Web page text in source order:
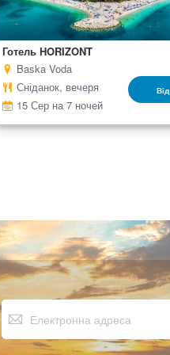
Готель HORIZONT
Від
Baska Voda
Сніданок, вечеря
15 Сер на 7 ночей
Підпишіться
на
нашу
розсилку